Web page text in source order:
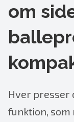
om
Hver presser
funktion, som